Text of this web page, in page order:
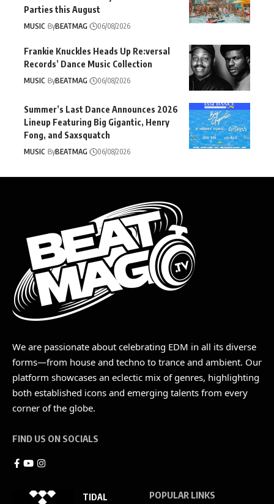
Parties this August
MUSIC ByBEATMAG 06/08/2026
Frankie Knuckles Heads Up Re:versal
Records’ Dance Music Collection
MUSIC ByBEATMAG 06/08/2026
Summer’s Last Dance Announces 2026
Lineup Featuring Big Gigantic, Henry
Fong, and Saxsquatch
MUSIC ByBEATMAG 06/08/2026
We are passionate about celebrating EDM in all its diverse
forms—from house and techno to trance and ambient. Our
platform showcases an eclectic mix of genres, highlighting
both established icons and emerging talents from every
corner of the globe.
FIND US ON SOCIALS
TIDAL
POPULAR LINKS